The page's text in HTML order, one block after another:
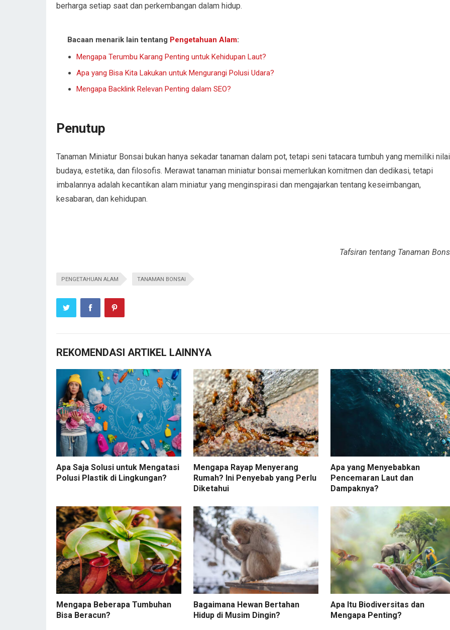
berharga setiap saat dan perkembangan dalam hidup.
Bacaan menarik lain tentang Pengetahuan Alam:
Mengapa Terumbu Karang Penting untuk Kehidupan Laut?
Apa yang Bisa Kita Lakukan untuk Mengurangi Polusi Udara?
Mengapa Backlink Relevan Penting dalam SEO?
Penutup
Tanaman Miniatur Bonsai bukan hanya sekadar tanaman dalam pot, tetapi seni tatacara tumbuh yang memiliki nilai
budaya, estetika, dan filosofis. Merawat tanaman miniatur bonsai memerlukan komitmen dan dedikasi, tetapi
imbalannya adalah kecantikan alam miniatur yang menginspirasi dan mengajarkan tentang keseimbangan,
kesabaran, dan kehidupan.
Tafsiran tentang Tanaman
PENGETAHUAN ALAM TANAMAN BONSAI
REKOMENDASI ARTIKEL LAINNYA
Apa Saja Solusi untuk Mengatasi
Polusi Plastik di Lingkungan?
Mengapa Rayap Menyerang
Rumah? Ini Penyebab yang Perlu
Diketahui
Apa yang Menyebabkan
Pencemaran Laut dan
Dampaknya?
Mengapa Beberapa Tumbuhan
Bisa Beracun?
Bagaimana Hewan Bertahan
Hidup di Musim Dingin?
Apa Itu Biodiversitas dan
Mengapa Penting?